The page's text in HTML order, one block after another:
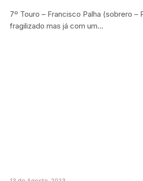
7º Touro – Francisco Palha (sobrero –
fragilizado mas já com um…